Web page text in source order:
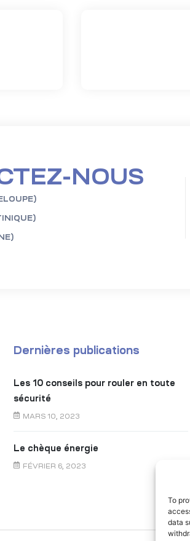
To
data
NOUS
Dernières publications
Les 10 conseils pour rouler en toute
sécurité
MARS 10, 2023
Le chèque énergie
FÉVRIER 6, 2023